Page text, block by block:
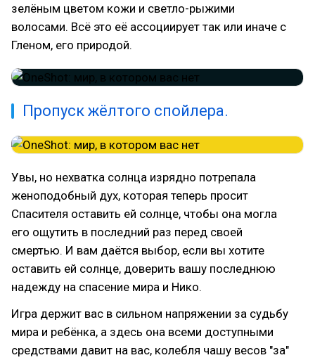
зелёным цветом кожи и светло-рыжими
волосами. Всё это её ассоциирует так или иначе с
Гленом, его природой.
Пропуск жёлтого спойлера.
Увы, но нехватка солнца изрядно потрепала
женоподобный дух, которая теперь просит
Спасителя оставить ей солнце, чтобы она могла
его ощутить в последний раз перед своей
смертью. И вам даётся выбор, если вы хотите
оставить ей солнце, доверить вашу последнюю
надежду на спасение мира и Нико.
Игра держит вас в сильном напряжении за судьбу
мира и ребёнка, а здесь она всеми доступными
средствами давит на вас, колебля чашу весов "за"